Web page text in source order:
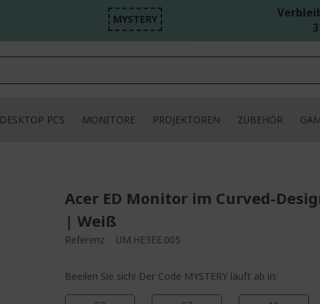
MYSTERY
DESKTOP PCS MONITORE PROJEKTOREN ZUBEHÖR
Acer ED Monitor im Curved-
| Weiß
Referenz UM.HE3EE.005
Beeilen Sie sich! Der Code MYSTERY läuft ab in: